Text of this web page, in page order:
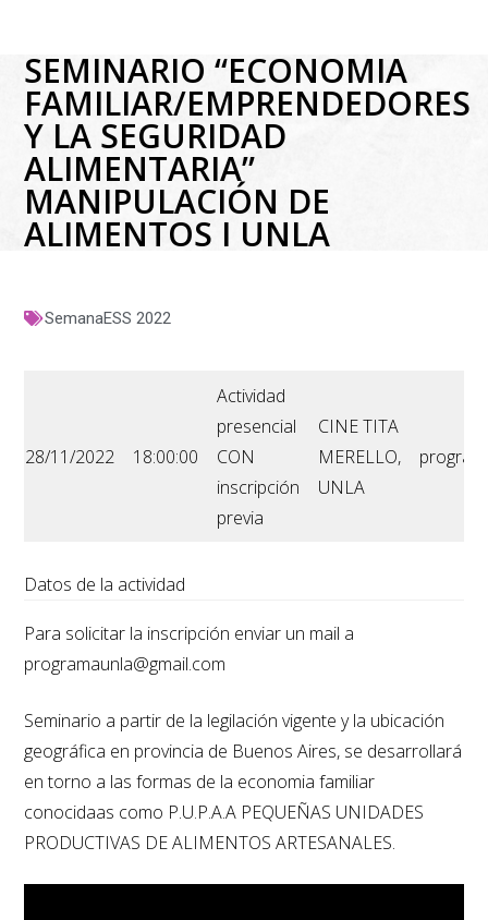
SEMINARIO “ECONOMIA
FAMILIAR/EMPRENDEDORES
Y LA SEGURIDAD
ALIMENTARIA”
MANIPULACIÓN DE
ALIMENTOS I UNLA
SemanaESS 2022
28/11/2022 18:00:00
Actividad
presencial
CON
inscripción
previa
CINE TITA
MERELLO,
UNLA
Datos de la actividad
Para solicitar la inscripción enviar un mail a
programaunla@gmail.com
Seminario a partir de la legilación vigente y la ubicación
geográfica en provincia de Buenos Aires, se desarrollará
en torno a las formas de la economia familiar
conocidaas como P.U.P.A.A PEQUEÑAS UNIDADES
PRODUCTIVAS DE ALIMENTOS ARTESANALES.